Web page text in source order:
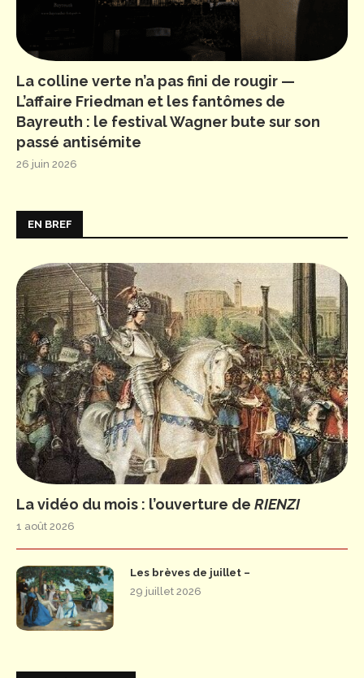
La colline verte n’a pas fini de rougir —
L’affaire Friedman et les fantômes de
Bayreuth : le festival Wagner bute sur son
passé antisémite
26 juin 2026
EN BREF
La vidéo du mois : l’ouverture de RIENZI
1 août 2026
Les brèves de juillet –
29 juillet 2026